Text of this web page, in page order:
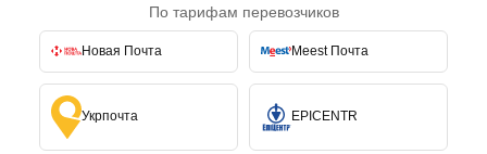
По тарифам перевозчиков
Новая Почта Meest Почта
Укрпочта EPICENTR